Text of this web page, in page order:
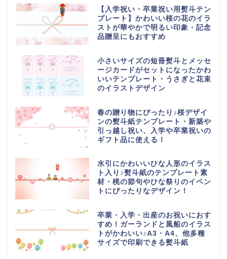
【入学祝い・卒業祝い用熨斗テン
プレート】かわいい桜の花のイラ
ストが華やかで明るい印象・記念
品贈呈にもおすすめ
小さいサイズの短冊熨斗とメッセ
ージカードがセットになったかわ
いいテンプレート・うさぎと花束
のイラストデザイン
春の贈り物にぴったり♪桜デザイ
ンの熨斗紙テンプレート・新築や
引っ越し祝い、入学や卒業祝いの
ギフト品に使える！
水引にかわいいひな人形のイラス
ト入り♪熨斗紙のテンプレート素
材・桃の節句やひな祭りのイベン
トにぴったりなデザイン！
卒業・入学・出産のお祝いにおす
すめ！ガーランドと風船のイラス
トがかわいい♪A3・A4、他多種
サイズで印刷できる熨斗紙